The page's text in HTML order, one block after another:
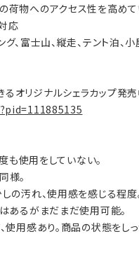
の荷物へのアクセス性を高め
応
富士山、縦走、テント泊、小
オリジナルシェラカップ発
も使用をしていない。
様。
しの汚れ、使用感を感じる程度
はあるがまだまだ使用可能。
使用感あり。商品の状態をし